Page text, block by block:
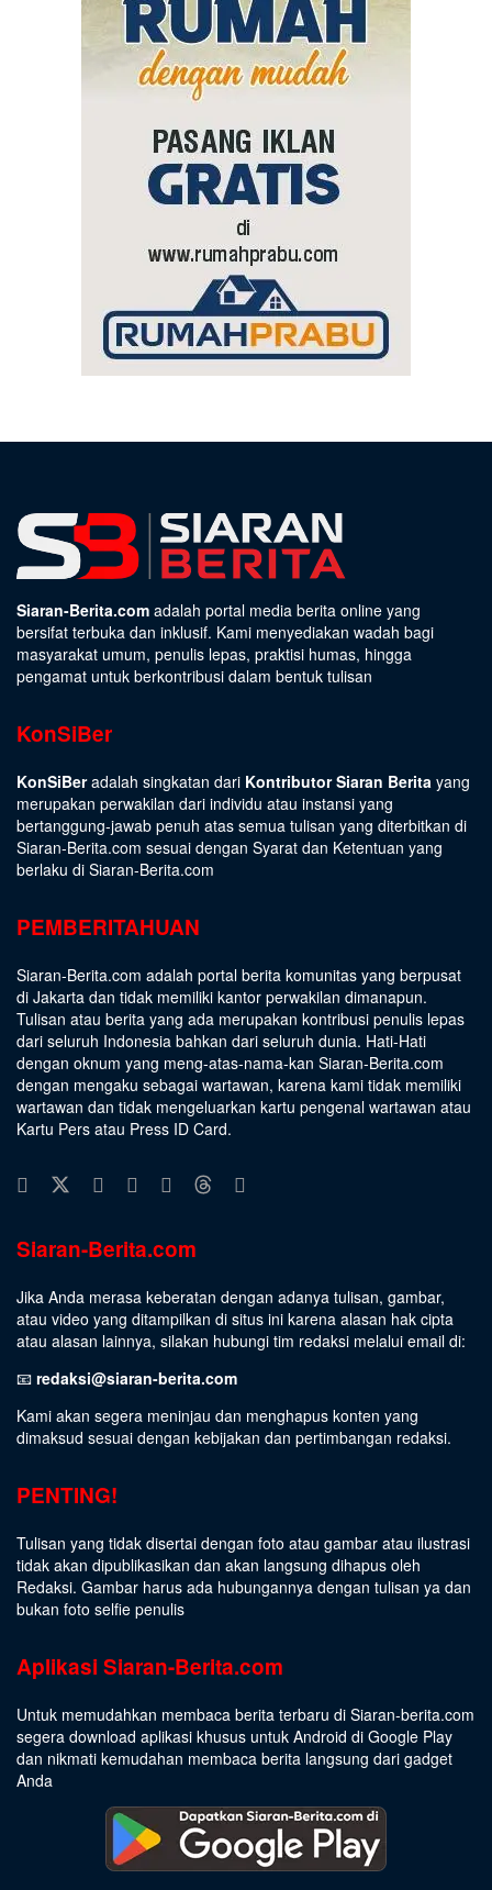
Siaran-Berita.com adalah portal media berita online yang
bersifat terbuka dan inklusif. Kami menyediakan wadah bagi
masyarakat umum, penulis lepas, praktisi humas, hingga
pengamat untuk berkontribusi dalam bentuk tulisan
KonSiBer
KonSiBeradalah singkatan dari Kontributor Siaran Berita yang
merupakan perwakilan dari individu atau instansi yang
bertanggung-jawab penuh atas semua tulisan yang diterbitkan di
Siaran-Berita.com sesuai dengan Syarat dan Ketentuan yang
berlaku di Siaran-Berita.com
PEMBERITAHUAN
Siaran-Berita.com adalah portal berita komunitas yang berpusat
di Jakarta dan tidak memiliki kantor perwakilan dimanapun.
Tulisan atau berita yang ada merupakan kontribusi penulis lepas
dari seluruh Indonesia bahkan dari seluruh dunia. Hati-Hati
dengan oknum yang meng-atas-nama-kan Siaran-Berita.com
dengan mengaku sebagai wartawan, karena kami tidak memiliki
wartawan dan tidak mengeluarkan kartu pengenal wartawan atau
Kartu Pers atau Press ID Card.
Siaran-Berita.com
Jika Anda merasa keberatan dengan adanya tulisan, gambar,
atau video yang ditampilkan di situs ini karena alasan hak cipta
atau alasan lainnya, silakan hubungi tim redaksi melalui email di:
📧 redaksi@siaran-berita.com
Kami akan segera meninjau dan menghapus konten yang
dimaksud sesuai dengan kebijakan dan pertimbangan redaksi.
PENTING!
Tulisan yang tidak disertai dengan foto atau gambar atau ilustrasi
tidak akan dipublikasikan dan akan langsung dihapus oleh
Redaksi. Gambar harus ada hubungannya dengan tulisan ya dan
bukan foto selfie penulis
Aplikasi Siaran-Berita.com
Untuk memudahkan membaca berita terbaru di Siaran-berita.com
segera download aplikasi khusus untuk Android di Google Play
dan nikmati kemudahan membaca berita langsung dari gadget
Anda